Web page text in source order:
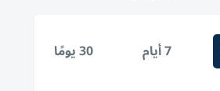
7 أيام 30 يومًا